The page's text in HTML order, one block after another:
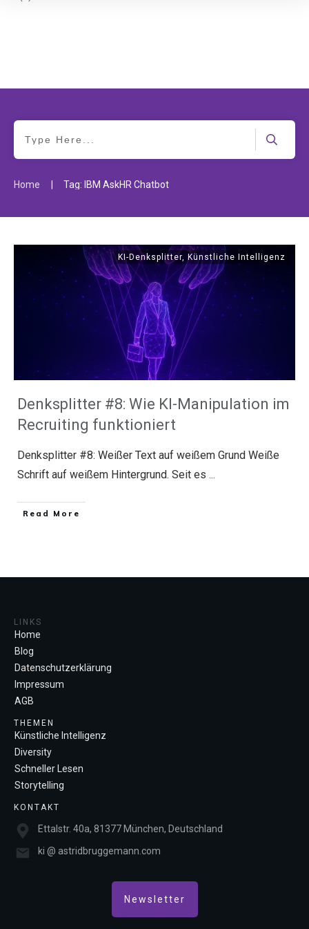
Home | Tag: IBM AskHR Chatbot
KI-Denksplitter, Künstliche Intelligenz
Denksplitter #8: Wie KI-Manipulation im
Recruiting funktioniert
Denksplitter #8: Weißer Text auf weißem Grund Weiße
Schrift auf weißem Hintergrund. Seit es ...
​Read More
LINKS
Home
Blog
Datenschutzerklärung
Impressum
AGB
THEMEN
Künstliche Intelligenz
Diversity
Schneller Lesen
Storytelling
KONTAKT
Ettalstr. 40a, 81377 München, Deutschland
ki @ astridbruggemann.com
Newsletter